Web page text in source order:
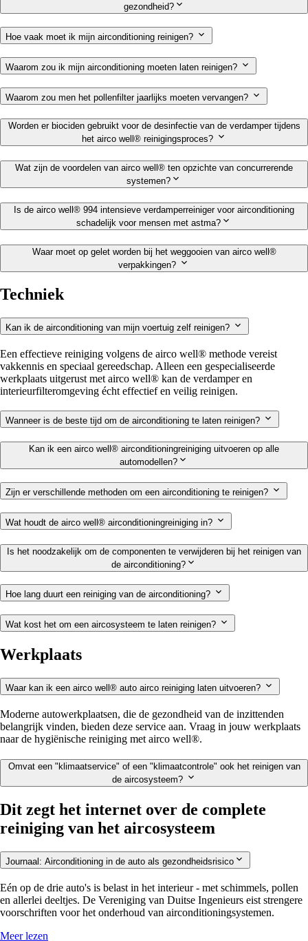
gezondheid?
Hoe vaak moet ik mijn airconditioning reinigen?
Waarom zou ik mijn airconditioning moeten laten reinigen?
Waarom zou men het pollenfilter jaarlijks moeten vervangen?
Worden er biociden gebruikt voor de desinfectie van de verdamper tijdens
het airco well® reinigingsproces?
Wat zijn de voordelen van airco well® ten opzichte van concurrerende
systemen?
Is de airco well® 994 intensieve verdamperreiniger voor airconditioning
schadelijk voor mensen met astma?
Waar moet op gelet worden bij het weggooien van airco well®
verpakkingen?
Techniek
Kan ik de airconditioning van mijn voertuig zelf reinigen?
Een effectieve reiniging volgens de airco well® methode vereist
vakkennis en speciaal gereedschap. Alleen een gespecialiseerde
werkplaats uitgerust met airco well® kan de verdamper en
interieurfilteromgeving écht effectief en veilig reinigen.
Wanneer is de beste tijd om de airconditioning te laten reinigen?
Kan ik een airco well® airconditioningreiniging uitvoeren op alle
automodellen?
Zijn er verschillende methoden om een airconditioning te reinigen?
Wat houdt de airco well® airconditioningreiniging in?
Is het noodzakelijk om de componenten te verwijderen bij het reinigen van
de airconditioning?
Hoe lang duurt een reiniging van de airconditioning?
Wat kost het om een aircosysteem te laten reinigen?
Werkplaats
Waar kan ik een airco well® auto airco reiniging laten uitvoeren?
Moderne autowerkplaatsen, die de gezondheid van de inzittenden
belangrijk vinden, bieden deze service aan. Vraag in jouw werkplaats
naar de hygiënische reiniging met airco well®.
Omvat een "klimaatservice" of een "klimaatcontrole" ook het reinigen van
de aircosysteem?
Dit zegt het internet over de complete
reiniging van het aircosysteem
Journaal: Airconditioning in de auto als gezondheidsrisico
Eén op de drie auto's is belast in het interieur - met schimmels, pollen
en allerlei deeltjes. De Vereniging van Duitse Ingenieurs eist strengere
voorschriften voor het onderhoud van airconditioningsystemen.
Meer lezen